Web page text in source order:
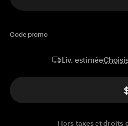
Code promo
Liv. estimée
Hors taxes et droits